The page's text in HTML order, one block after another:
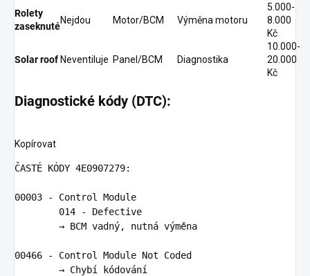
Rolety
zaseknuté
Nejdou Motor/BCM Výměna motoru
5.000-
8.000
Kč
Solar roof Neventiluje Panel/BCM Diagnostika
10.000-
20.000
Kč
Diagnostické kódy (DTC):
Kopírovat
ČASTÉ KÓDY 4E0907279:
00003 - Control
Module
014
-
Defective
        →
BCM vadný, nutná výměna
00466 - Control Module Not
Coded
        →
Chybí kódování